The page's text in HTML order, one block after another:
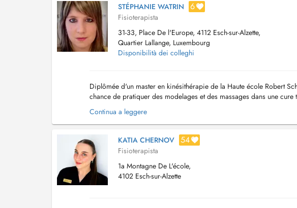
STÉPHANIE WATRIN 6
Fisioterapista
31-33, Place De l'Europe, 4112 Esch-sur-Alzette,
Quartier Lallange, Luxembourg
Disponibilità dei colleghi
Diplômée d'un master en kinésithérapie de la Haute école Robert
chance de pratiquer des modelages et des massages dans une
études. J'ai travaillé en tant que kinésithérapeute dans ...
Continua a leggere
KATIA CHERNOV 54
Fisioterapista
1a Montagne De L'école,
4102 Esch-sur-Alzette